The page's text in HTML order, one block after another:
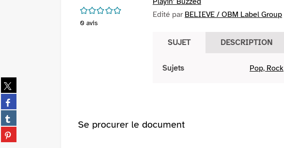
Partager
sur
twitter
(Nouvelle
fenêtre)
Partager
sur
facebook
(Nouvelle
fenêtre)
Partager
sur
tumblr
Partager
sur
/5
0 avis
Edité par BELIEVE / OBM Label Group
SUJET DESCRIPTION
Sujets Pop, Rock
Se procurer le document